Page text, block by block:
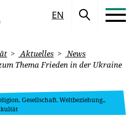
EN
Aktuelles
News
Thema Frieden in der Ukraine
Gesellschaft. Weltbeziehung.,